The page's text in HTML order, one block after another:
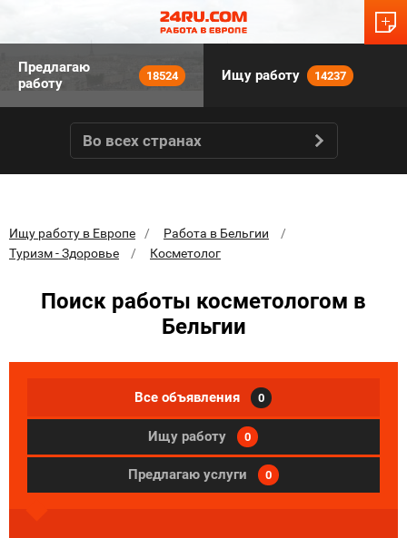
Предлагаю
работу
18524 Ищу работу 14237
Во всех странах
Ищу работу в Европе
Работа в Бельгии
Туризм - Здоровье
Косметолог
Поиск работы косметологом в
Бельгии
Все объявления 0
Ищу работу 0
Предлагаю услуги 0